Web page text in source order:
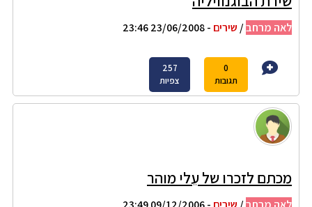
לאה מרחב/ שירים - 23/06/2008 23:46
0
תגובות
257
צפיות
מכתם לזכרו של עֵלי מוהר